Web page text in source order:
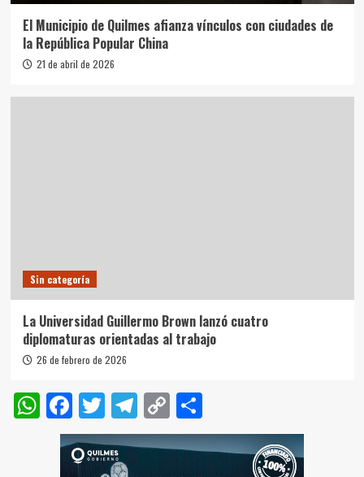
El Municipio de Quilmes afianza vínculos con ciudades de
la República Popular China
21 de abril de 2026
Sin categoría
La Universidad Guillermo Brown lanzó cuatro
diplomaturas orientadas al trabajo
26 de febrero de 2026
WhatsApp
Facebook
Twitter
Telegram
Copy
Link
Compartir